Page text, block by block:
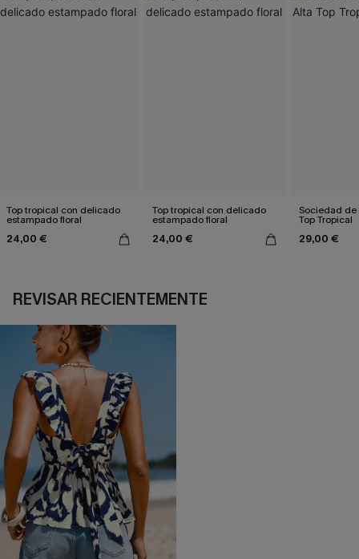
Top tropical con delicado
estampado floral
24,00 €
Top tropical con delicado
estampado floral
24,00 €
Sociedad de
Top Tropical
29,00 €
REVISAR RECIENTEMENTE